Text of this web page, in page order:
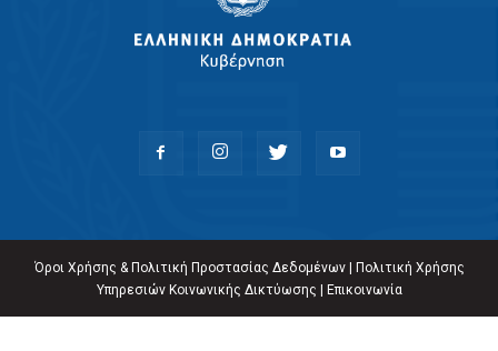
Όροι Χρήσης & Πολιτική Προστασίας Δεδομένων| Πολιτική Χρήσης
Υπηρεσιών Κοινωνικής Δικτύωσης | Επικοινωνία